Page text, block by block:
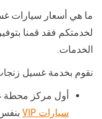
ما هي أسعار سيارات
لخدمتكم فقد قمنا
الخدمات.
نقوم بخدمة غسيل
أول مركز محطة
سيارات VIP